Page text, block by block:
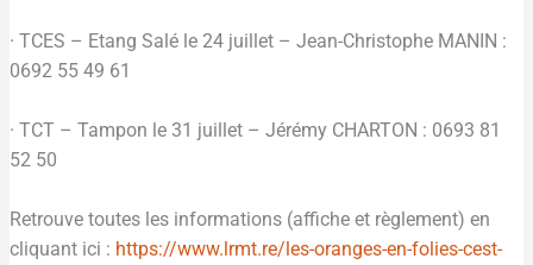
· TCES – Etang Salé le 24 juillet – Jean-Christophe MANIN :
0692 55 49 61
· TCT – Tampon le 31 juillet – Jérémy CHARTON : 0693 81
52 50
Retrouve toutes les informations (affiche et règlement) en
cliquant ici : https://www.lrmt.re/les-oranges-en-folies-cest-